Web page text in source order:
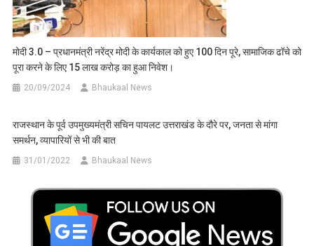
मोदी 3.0 – प्रधानमंत्री नरेंद्र मोदी के कार्यकाल को हुए 100 दिन पूरे, सामाजिक ढॉचे को
पूरा करने के लिए 15 लाख करोड़ का हुआ निवेश।
20/09/2024 Bhaukaal News
राजस्थान के पूर्व उपमुख्यमंत्री सचिन पायलट उत्तराखंड के दौरे पर, जनता से मांगा
समर्थन, व्यापारियों से भी की बात
31/01/2022 Bhaukaal News